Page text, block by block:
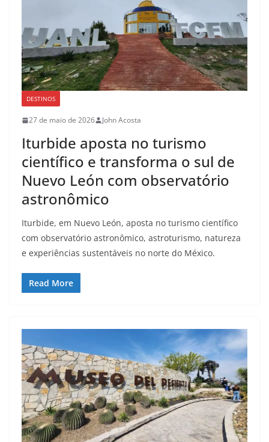
DESTINOS
27 de maio de 2026 John Acosta
Iturbide aposta no turismo
científico e transforma o sul de
Nuevo León com observatório
astronômico
Iturbide, em Nuevo León, aposta no turismo científico
com observatório astronômico, astroturismo, natureza
e experiências sustentáveis no norte do México.
Read More